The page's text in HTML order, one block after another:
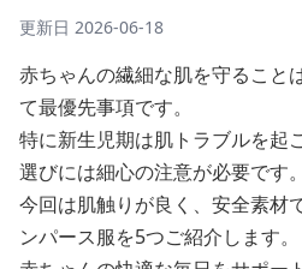
更新日 2026-06-18
赤ちゃんの繊細な肌を守ること
て最優先事項です。
特に新生児期は肌トラブルを起
選びには細心の注意が必要です。
今回は肌触りが良く、安全素材
ンパース服を5つご紹介します。